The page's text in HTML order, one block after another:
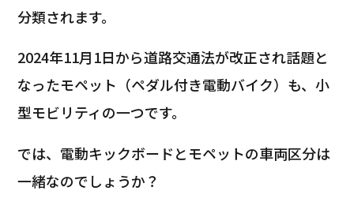
分類されます。
2024年11月1日から道路交通法が改正され話題と
なったモペット（ペダル付き電動バイク）も、小
型モビリティの一つです。
では、電動キックボードとモペットの車両区分は
一緒なのでしょうか？